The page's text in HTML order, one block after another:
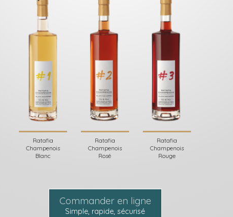
Ratafia
Champenois
Blanc
Ratafia
Champenois
Rosé
Ratafia
Champenois
Rouge
Commander en ligne
Simple, rapide, sécurisé